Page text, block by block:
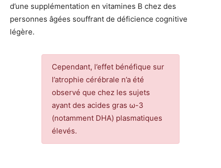
d’une supplémentation en vitamines B chez des
personnes âgées souffrant de déficience cognitive
légère.
Cependant, l’effet bénéfique sur
l’atrophie cérébrale n’a été
observé que chez les sujets
ayant des acides gras ω-3
(notamment DHA) plasmatiques
élevés.